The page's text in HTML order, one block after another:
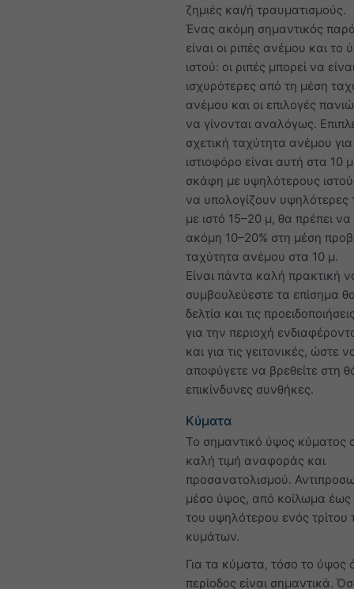
ζημιές και/ή τραυματισμούς.
Ένας ακόμη σημαντικός
είναι οι ριπές ανέμου και το
ιστού: οι ριπές μπορεί να
ισχυρότερες από τη μέση
ανέμου και οι επιλογές
να γίνονται αναλόγως.
σχετική ταχύτητα ανέμου
ιστιοφόρο είναι αυτή στα 10
σκάφη με υψηλότερους
να υπολογίζουν υψηλότερες
με ιστό 15–20 μ, θα πρέπει να
ακόμη 10–20% στη μέση
ταχύτητα ανέμου στα 10 μ.
Είναι πάντα καλή πρακτική
συμβουλεύεστε τα επίσημα
δελτία και τις
για την περιοχή
και για τις γειτονικές, ώστε
αποφύγετε να βρεθείτε στη
επικίνδυνες συνθήκες.
Κύματα
Το σημαντικό ύψος κύματος
καλή τιμή αναφοράς και
προσανατολισμού.
μέσο ύψος, από κοίλωμα
του υψηλότερου ενός τρίτου
κυμάτων.
Για τα κύματα, τόσο το ύψος
περίοδος είναι σημαντικά.